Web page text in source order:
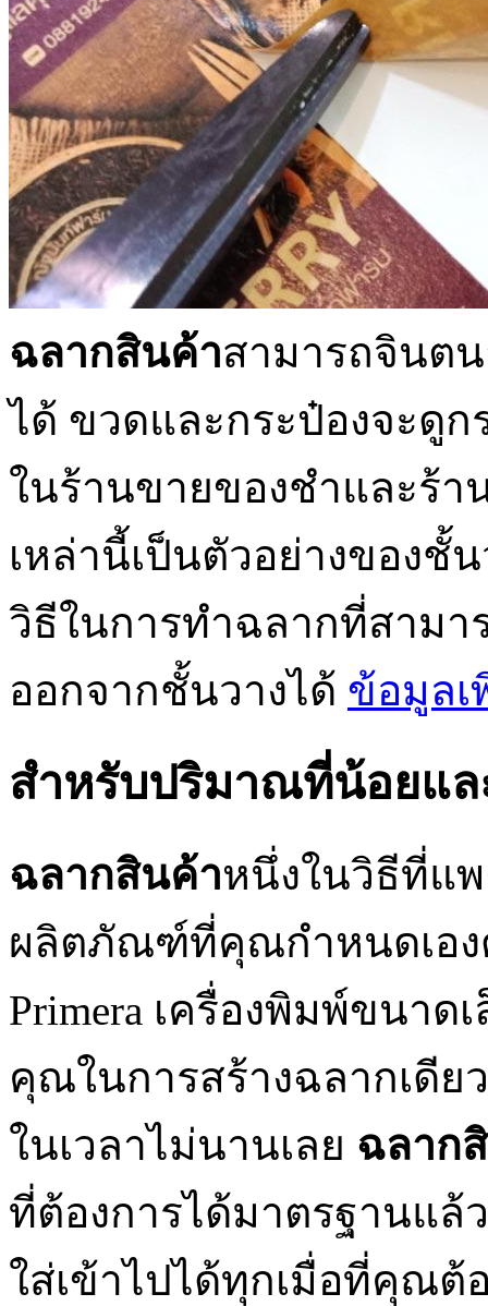
ฉลากสินค้าสามารถจินต
ได้ ขวดและกระป๋องจะดู
ในร้านขายของชำและร้
เหล่านี้เป็นตัวอย่างของชั้
วิธีในการทำฉลากที่สาม
ออกจากชั้นวางได้ ข้อมูลเ
สำหรับปริมาณที่น้อยแ
ฉลากสินค้าหนึ่งในวิธีที่แ
ผลิตภัณฑ์ที่คุณกำหนดเอง
Primera เครื่องพิมพ์ขนา
คุณในการสร้างฉลากเดีย
ในเวลาไม่นานเลย ฉลาก
ที่ต้องการได้มาตรฐานแ
ใส่เข้าไปได้ทุกเมื่อที่คุณต้